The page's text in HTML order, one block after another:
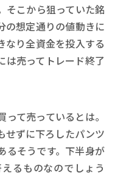
そこから狙っていた銘
の想定通りの値動きに
なり全資金を投入する
は売ってトレード終了
て売っているとは。
せずに下ろしたパンツ
るそうです。下半身が
るものなのでしょう